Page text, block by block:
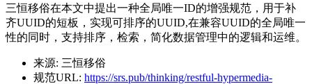
三恒移俗在本文中提出一种全局唯一ID的增强规范，用于补
齐UUID的短板，实现可排序的UUID,在兼容UUID的全局唯一
性的同时，支持排序，检索，简化数据管理中的逻辑和运维。
来源: 三恒移俗
规范URL: https://srs.pub/thinking/restful-hypermedia-